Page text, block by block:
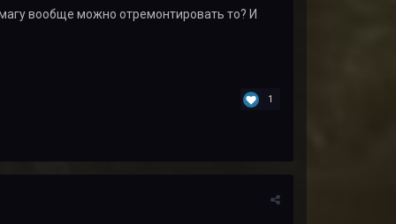
вообще можно отремонтировать то? И
1